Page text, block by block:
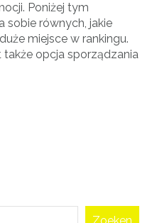
Poniżej tym
sobie równych, jakie
miejsce w rankingu.
opcja sporządzania